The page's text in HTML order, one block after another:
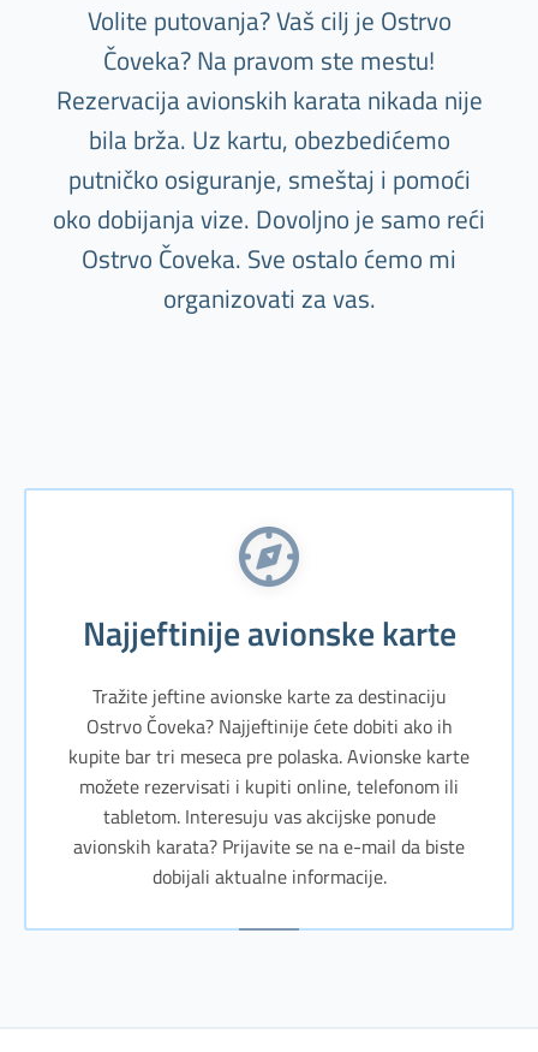
Volite putovanja? Vaš cilj je Ostrvo
Čoveka? Na pravom ste mestu!
Rezervacija avionskih karata nikada nije
bila brža. Uz kartu, obezbedićemo
putničko osiguranje, smeštaj i pomoći
oko dobijanja vize. Dovoljno je samo reći
Ostrvo Čoveka. Sve ostalo ćemo mi
organizovati za vas.
Najjeftinije avionske karte
Tražite jeftine avionske karte za destinaciju
Ostrvo Čoveka? Najjeftinije ćete dobiti ako ih
kupite bar tri meseca pre polaska. Avionske karte
možete rezervisati i kupiti online, telefonom ili
tabletom. Interesuju vas akcijske ponude
avionskih karata? Prijavite se na e-mail da biste
dobijali aktualne informacije.